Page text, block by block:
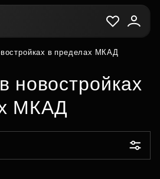
в пределах МКАД
новостройках
МКАД